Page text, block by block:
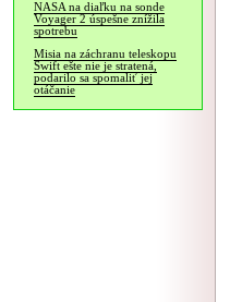
NASA na diaľku na sonde
Voyager 2 úspešne znížila
spotrebu
Misia na záchranu teleskopu
Swift ešte nie je stratená,
podarilo sa spomaliť jej
otáčanie